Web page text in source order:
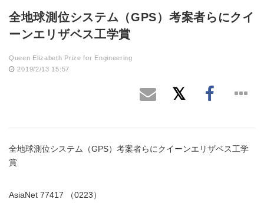
全地球測位システム（GPS）考案者らにクイ
ーンエリザベス工学賞
Queen Elizabeth Prize for Engineering
2019/2/13 15:57
全地球測位システム（GPS）考案者らにクイーンエリザベス工学
賞
AsiaNet 77417 （0223）